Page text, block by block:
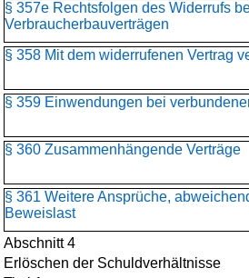
§ 357e Rechtsfolgen des Widerrufs
Verbraucherbauverträgen
§ 358 Mit dem widerrufenen Vertrag
§ 359 Einwendungen bei
§ 360 Zusammenhängende Verträge
§ 361 Weitere Ansprüche,
Beweislast
Abschnitt 4
Erlöschen der Schuldverhältnisse